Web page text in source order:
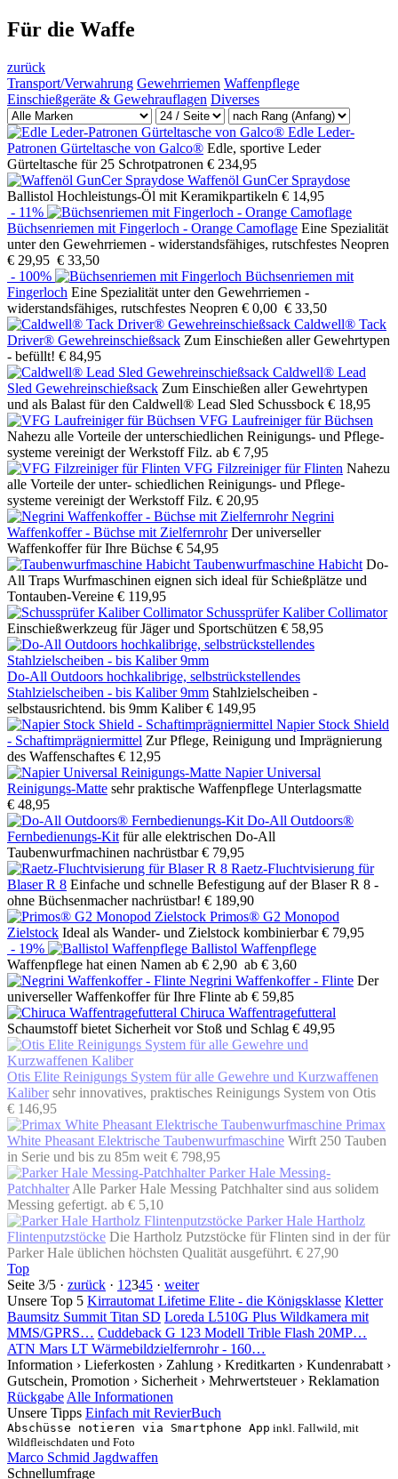
Für die Waffe
zurück
Transport/Verwahrung Gewehrriemen Waffenpflege
Einschießgeräte & Gewehrauflagen Diverses
Edle Leder-
Patronen Gürteltasche von Galco® Edle, sportive Leder
Gürteltasche für 25 Schrotpatronen € 234,95
Waffenöl GunCer Spraydose
Ballistol Hochleistungs-Öl mit Keramikpartikeln € 14,95
- 11%
Büchsenriemen mit Fingerloch - Orange Camoflage Eine Spezialität
unter den Gewehrriemen - widerstandsfähiges, rutschfestes Neopren
€ 29,95 € 33,50
- 100%
Büchsenriemen mit
Fingerloch Eine Spezialität unter den Gewehrriemen -
widerstandsfähiges, rutschfestes Neopren € 0,00 € 33,50
Caldwell® Tack
Driver® Gewehreinschießsack Zum Einschießen aller Gewehrtypen
- befüllt! € 84,95
Caldwell® Lead
Sled Gewehreinschießsack Zum Einschießen aller Gewehrtypen
und als Balast für den Caldwell® Lead Sled Schussbock € 18,95
VFG Laufreiniger für Büchsen
Nahezu alle Vorteile der unterschiedlichen Reinigungs- und Pflege-
systeme vereinigt der Werkstoff Filz. ab € 7,95
VFG Filzreiniger für Flinten Nahezu
alle Vorteile der unter- schiedlichen Reinigungs- und Pflege-
systeme vereinigt der Werkstoff Filz. € 20,95
Negrini
Waffenkoffer - Büchse mit Zielfernrohr Der universeller
Waffenkoffer für Ihre Büchse € 54,95
Taubenwurfmaschine Habicht Do-
All Traps Wurfmaschinen eignen sich ideal für Schießplätze und
Tontauben-Vereine € 119,95
Schussprüfer Kaliber Collimator
Einschießwerkzeug für Jäger und Sportschützen € 58,95
Do-All Outdoors hochkalibrige, selbstrückstellendes
Stahlzielscheiben - bis Kaliber 9mm Stahlzielscheiben -
selbstausrichtend. bis 9mm Kaliber € 149,95
Napier Stock Shield
- Schaftimprägniermittel Zur Pflege, Reinigung und Imprägnierung
des Waffenschaftes € 12,95
Napier Universal
Reinigungs-Matte sehr praktische Waffenpflege Unterlagsmatte
€ 48,95
Do-All Outdoors®
Fernbedienungs-Kit für alle elektrischen Do-All
Taubenwurfmachinen nachrüstbar € 79,95
Raetz-Fluchtvisierung für
Blaser R 8 Einfache und schnelle Befestigung auf der Blaser R 8 -
ohne Büchsenmacher nachrüstbar! € 189,90
Primos® G2 Monopod
Zielstock Ideal als Wander- und Zielstock kombinierbar € 79,95
- 19%
Ballistol Waffenpflege
Waffenpflege hat einen Namen ab € 2,90 ab € 3,60
Negrini Waffenkoffer - Flinte Der
universeller Waffenkoffer für Ihre Flinte ab € 59,85
Chiruca Waffentragefutteral
Schaumstoff bietet Sicherheit vor Stoß und Schlag € 49,95
Otis Elite Reinigungs System für alle Gewehre und Kurzwaffenen
Kaliber sehr innovatives, praktisches Reinigungs System von Otis
€ 146,95
Primax
White Pheasant Elektrische Taubenwurfmaschine Wirft 250 Tauben
in Serie und bis zu 85m weit € 798,95
Parker Hale Messing-
Patchhalter Alle Parker Hale Messing Patchhalter sind aus solidem
Messing gefertigt. ab € 5,10
Parker Hale Hartholz
Flintenputzstöcke Die Hartholz Putzstöcke für Flinten sind in der für
Parker Hale üblichen höchsten Qualität ausgeführt. € 27,90
Top
Seite 3/5 · zurück · 1 2345 · weiter
Unsere Top 5 Kirrautomat Lifetime Elite - die Königsklasse Kletter
Baumsitz Summit Titan SD Loreda L510G Plus Wildkamera mit
MMS/GPRS… Cuddeback G 123 Modell Trible Flash 20MP…
ATN Mars LT Wärmebildzielfernrohr - 160…
Information › Lieferkosten › Zahlung › Kreditkarten › Kundenrabatt ›
Gutschein, Promotion › Sicherheit › Mehrwertsteuer › Reklamation
Rückgabe Alle Informationen
Unsere Tipps Einfach mit RevierBuch
Abschüsse notieren via Smartphone App inkl. Fallwild, mit
Wildfleischdaten und Foto
Marco Schmid Jagdwaffen
Schnellumfrage